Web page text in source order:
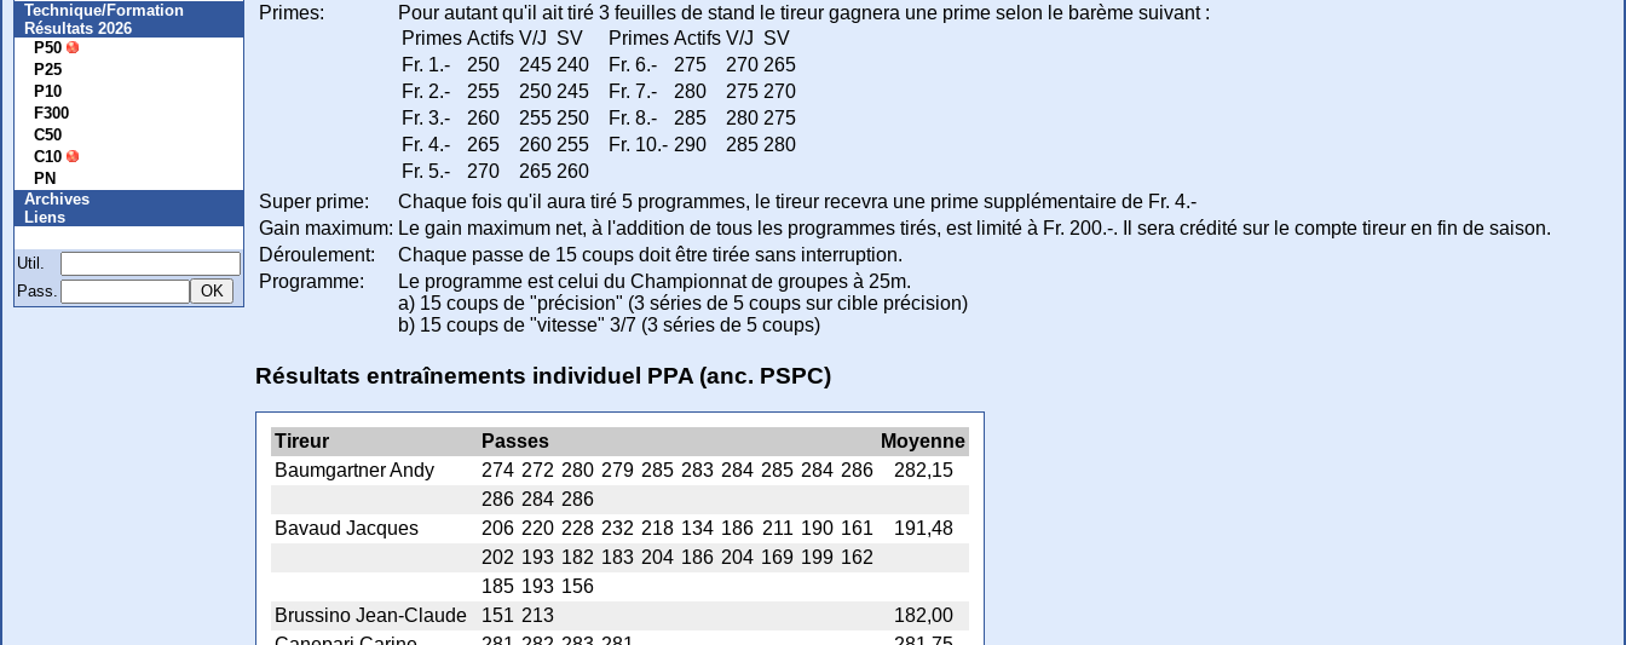
Technique/Formation
Résultats 2026
P50
P25
P10
F300
C50
C10
PN
Archives
Liens
Util.
Pass.
Primes:
Pour autant qu'il ait tiré 3 feuilles de stand le tireur gagnera une prime selon le barème suivant :
Primes Actifs V/J SV Primes Actifs V/J SV
Fr. 1.-
250 245 240 Fr. 6.- 275 270 265
Fr. 2.-
255 250 245 Fr. 7.- 280 275 270
Fr. 3.-
260 255 250 Fr. 8.- 285 280 275
Fr. 4.-
265 260 255 Fr. 10.- 290 285 280
Fr. 5.-
270 265 260
Super prime:
Chaque fois qu'il aura tiré 5 programmes, le tireur recevra une prime supplémentaire de Fr. 4.-
Gain maximum: Le gain maximum net, à l'addition de tous les programmes tirés, est limité à Fr. 200.-. Il sera crédité sur le compte tireur en fin de saison.
Déroulement:
Chaque passe de 15 coups doit être tirée sans interruption.
Programme:
Le programme est celui du Championnat de groupes à 25m.
a) 15 coups de "précision" (3 séries de 5 coups sur cible précision)
b) 15 coups de "vitesse" 3/7 (3 séries de 5 coups)
Résultats entraînements individuel PPA (anc. PSPC)
Tireur Passes
Moyenne
Baumgartner Andy
274 272 280 279 285 283 284 285 284 286
282,15
286 284 286
Bavaud Jacques
206 220 228 232 218 134 186 211 190 161
191,48
202 193 182 183 204 186 204 169 199 162
185 193 156
Brussino Jean-Claude
151 213
182,00